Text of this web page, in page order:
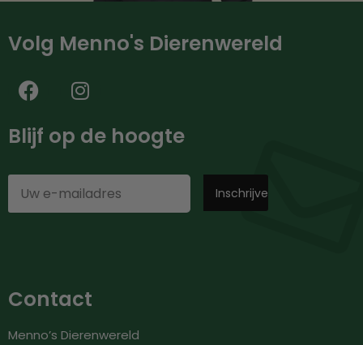
Volg Menno's Dierenwereld
Blijf op de hoogte
Contact
Menno’s Dierenwereld